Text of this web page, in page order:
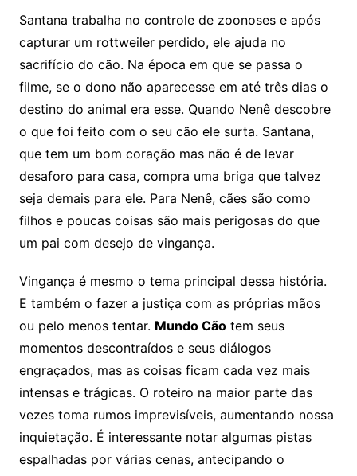
Santana trabalha no controle de zoonoses e após
capturar um rottweiler perdido, ele ajuda no
sacrifício do cão. Na época em que se passa o
filme, se o dono não aparecesse em até três dias o
destino do animal era esse. Quando Nenê descobre
o que foi feito com o seu cão ele surta. Santana,
que tem um bom coração mas não é de levar
desaforo para casa, compra uma briga que talvez
seja demais para ele. Para Nenê, cães são como
filhos e poucas coisas são mais perigosas do que
um pai com desejo de vingança.
Vingança é mesmo o tema principal dessa história.
E também o fazer a justiça com as próprias mãos
ou pelo menos tentar. Mundo Cãotem seus
momentos descontraídos e seus diálogos
engraçados, mas as coisas ficam cada vez mais
intensas e trágicas. O roteiro na maior parte das
vezes toma rumos imprevisíveis, aumentando nossa
inquietação. É interessante notar algumas pistas
espalhadas por várias cenas, antecipando o